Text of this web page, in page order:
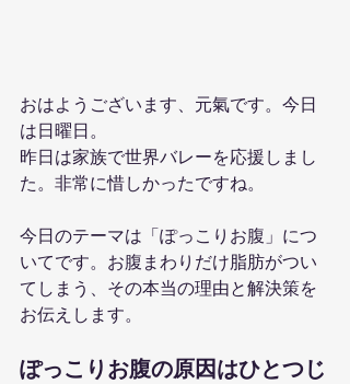
おはようございます、元氣です。今日
は日曜日。
昨日は家族で世界バレーを応援しまし
た。非常に惜しかったですね。
今日のテーマは「ぽっこりお腹」につ
いてです。お腹まわりだけ脂肪がつい
てしまう、その本当の理由と解決策を
お伝えします。
ぽっこりお腹の原因はひとつじ